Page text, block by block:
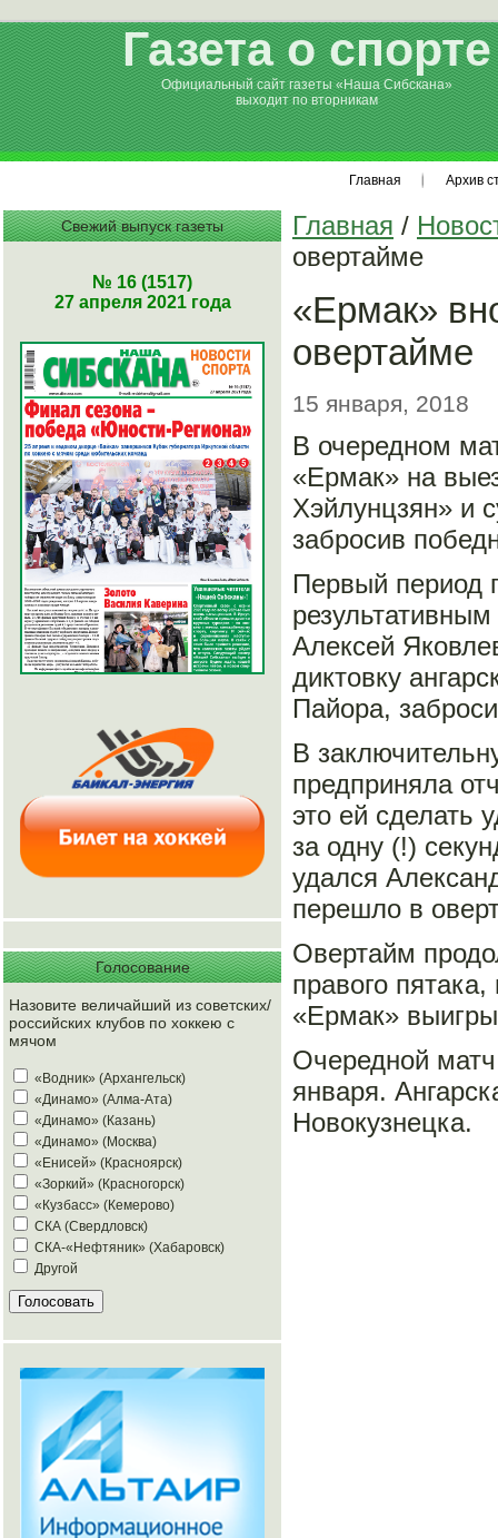
Газета о спорте
Официальный сайт газеты «Наша Сибскана»
выходит по вторникам
Главная Архив
Свежий выпуск газеты
№ 16 (1517)
27 апреля 2021 года
Голосование
Назовите величайший из советских/
российских клубов по хоккею с
мячом
«Водник» (Архангельск)
«Динамо» (Алма-Ата)
«Динамо» (Казань)
«Динамо» (Москва)
«Енисей» (Красноярск)
«Зоркий» (Красногорск)
«Кузбасс» (Кемерово)
СКА (Свердловск)
СКА-«Нефтяник» (Хабаровск)
Другой
Главная /
овертайме
«Ермак»
овертайме
15 января, 2018
В очередном
«Ермак» на
Хэйлунцзян» и
забросив
Первый период
Алексей
диктовку
Пайора,
В
предприняла
это ей сделать
за одну (!)
удался
перешло в
Овертайм
правого
«Ермак»
Очередной
января.
Новокузнецка.